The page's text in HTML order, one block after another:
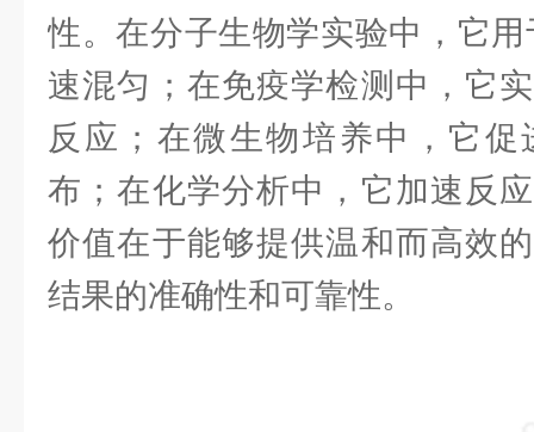
性。在分子生物学实验中，它
速混匀；在免疫学检测中，它
反应；在微生物培养中，它
布；在化学分析中，它加速反
价值在于能够提供温和而高效
结果的准确性和可靠性。